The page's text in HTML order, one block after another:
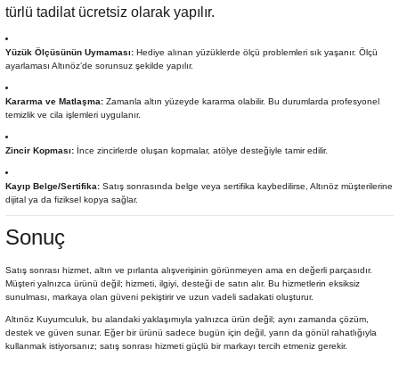
türlü tadilat ücretsiz olarak yapılır.
Yüzük Ölçüsünün Uymaması: Hediye alınan yüzüklerde ölçü problemleri sık yaşanır. Ölçü
ayarlaması Altınöz’de sorunsuz şekilde yapılır.
Kararma ve Matlaşma: Zamanla altın yüzeyde kararma olabilir. Bu durumlarda profesyonel
temizlik ve cila işlemleri uygulanır.
Zincir Kopması: İnce zincirlerde oluşan kopmalar, atölye desteğiyle tamir edilir.
Kayıp Belge/Sertifika: Satış sonrasında belge veya sertifika kaybedilirse, Altınöz müşterilerine
dijital ya da fiziksel kopya sağlar.
Sonuç
Satış sonrası hizmet, altın ve pırlanta alışverişinin görünmeyen ama en değerli parçasıdır.
Müşteri yalnızca ürünü değil; hizmeti, ilgiyi, desteği de satın alır. Bu hizmetlerin eksiksiz
sunulması, markaya olan güveni pekiştirir ve uzun vadeli sadakati oluşturur.
Altınöz Kuyumculuk, bu alandaki yaklaşımıyla yalnızca ürün değil; aynı zamanda çözüm,
destek ve güven sunar. Eğer bir ürünü sadece bugün için değil, yarın da gönül rahatlığıyla
kullanmak istiyorsanız; satış sonrası hizmeti güçlü bir markayı tercih etmeniz gerekir.